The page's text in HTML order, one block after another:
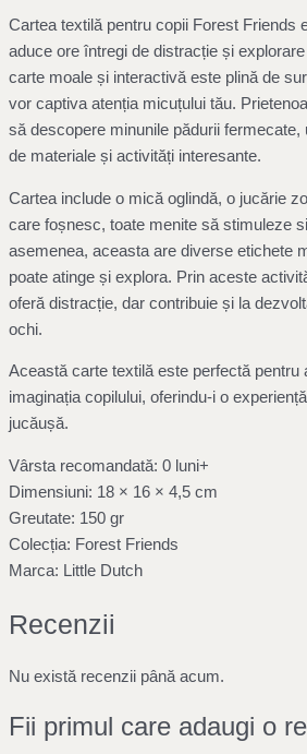
Cartea textilă pentru copii Forest Friends
aduce ore întregi de distracție și
carte moale și interactivă este plină de
vor captiva atenția micuțului tău.
să descopere minunile pădurii fermecate,
de materiale și activități interesante.
Cartea include o mică oglindă, o jucărie
care foșnesc, toate menite să stimuleze
asemenea, aceasta are diverse etichete
poate atinge și explora. Prin aceste
oferă distracție, dar contribuie și la
ochi.
Această carte textilă este perfectă pentru
imaginația copilului, oferindu-i o
jucăușă.
Vârsta recomandată: 0 luni+
Dimensiuni: 18 × 16 × 4,5 cm
Greutate: 150 gr
Colecția: Forest Friends
Marca: Little Dutch
Recenzii
Nu există recenzii până acum.
Fii primul care adaugi o